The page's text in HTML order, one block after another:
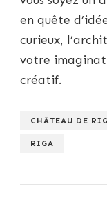
en quête
curieux,
votre
créatif.
CHÂTEAU DE
RIGA